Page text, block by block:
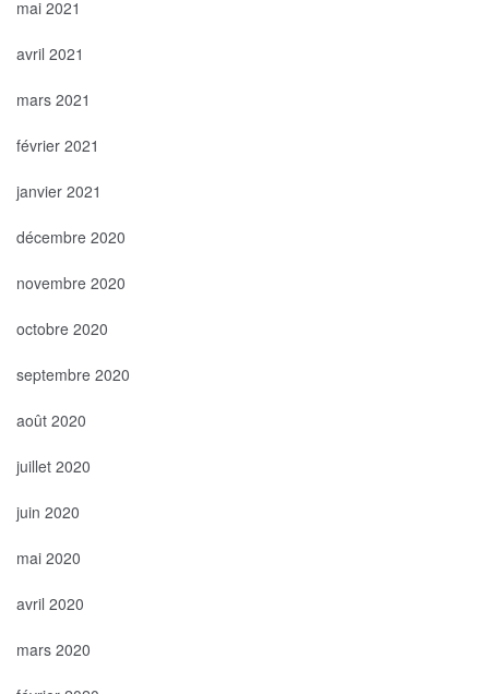
mai 2021
avril 2021
mars 2021
février 2021
janvier 2021
décembre 2020
novembre 2020
octobre 2020
septembre 2020
août 2020
juillet 2020
juin 2020
mai 2020
avril 2020
mars 2020